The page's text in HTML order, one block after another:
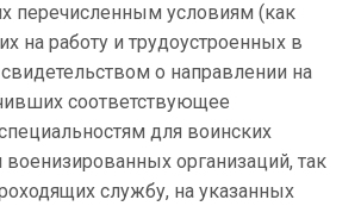
перечисленным условиям (как
на работу и трудоустроенных в
о направлении на
соответствующее
для воинских
организаций, так
службу, на указанных